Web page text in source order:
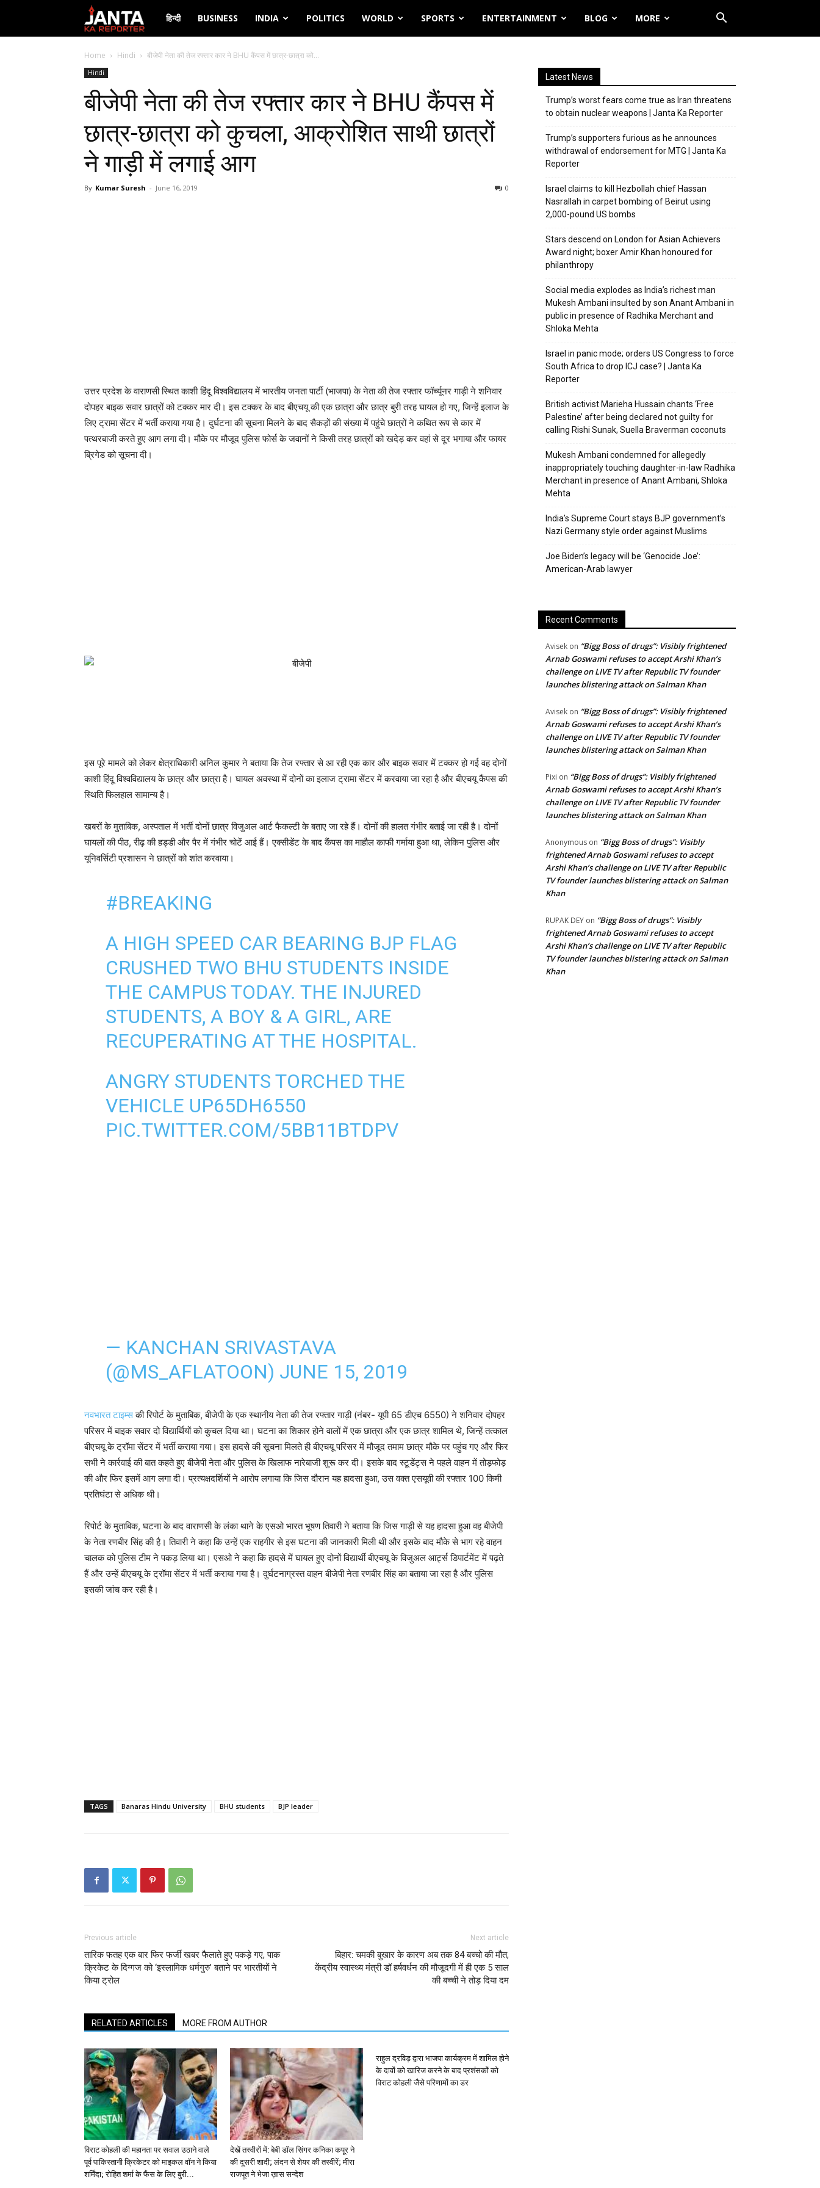
Janta
Ka
हिन्दी BUSINESS INDIA POLITICS WORLD SPORTS ENTERTAINMENT BLOG MORE
Home Hindi बीजेपी नेता की तेज रफ्तार कार ने BHU कैंपस में छात्र-छात्रा को...
Hindi
बीजेपी नेता की तेज रफ्तार कार ने BHU कैंपस में
छात्र-छात्रा को कुचला, आक्रोशित साथी छात्रों
ने गाड़ी में लगाई आग
By Kumar Suresh - June 16, 2019 0
उत्तर प्रदेश के वाराणसी स्थित काशी हिंदू विश्वविद्यालय में भारतीय जनता पार्टी (भाजपा) के नेता की तेज रफ्तार फॉर्च्यूनर गाड़ी ने शनिवार
दोपहर बाइक सवार छात्रों को टक्कर मार दी। इस टक्कर के बाद बीएचयू की एक छात्रा और छात्र बुरी तरह घायल हो गए, जिन्हें इलाज के
लिए ट्रामा सेंटर में भर्ती कराया गया है। दुर्घटना की सूचना मिलने के बाद सैकड़ों की संख्या में पहुंचे छात्रों ने कथित रूप से कार में
पत्थरबाजी करते हुए आग लगा दी। मौके पर मौजूद पुलिस फोर्स के जवानों ने किसी तरह छात्रों को खदेड़ कर वहां से दूर भगाया और फायर
ब्रिगेड को सूचना दी।
इस पूरे मामले को लेकर क्षेत्राधिकारी अनिल कुमार ने बताया कि तेज रफ्तार से आ रही एक कार और बाइक सवार में टक्कर हो गई वह दोनों
काशी हिंदू विश्वविद्यालय के छात्र और छात्रा है। घायल अवस्था में दोनों का इलाज ट्रामा सेंटर में करवाया जा रहा है और बीएचयू कैंपस की
स्थिति फिलहाल सामान्य है।
खबरों के मुताबिक, अस्पताल में भर्ती दोनों छात्र विजुअल आर्ट फैकल्टी के बताए जा रहे हैं। दोनों की हालत गंभीर बताई जा रही है। दोनों
घायलों की पीठ, रीढ़ की हड्डी और पैर में गंभीर चोटें आई हैं। एक्सीडेंट के बाद कैंपस का माहौल काफी गर्माया हुआ था, लेकिन पुलिस और
यूनिवर्सिटी प्रशासन ने छात्रों को शांत करवाया।
#BREAKING
A HIGH SPEED CAR BEARING BJP FLAG
CRUSHED TWO BHU STUDENTS INSIDE
THE CAMPUS TODAY. THE INJURED
STUDENTS, A BOY & A GIRL, ARE
RECUPERATING AT THE HOSPITAL.
ANGRY STUDENTS TORCHED THE
VEHICLE UP65DH6550
PIC.TWITTER.COM/5BB11BTDPV
— KANCHAN SRIVASTAVA
(@MS_AFLATOON) JUNE 15, 2019
नवभारत टाइम्सकी रिपोर्ट के मुताबिक, बीजेपी के एक स्थानीय नेता की तेज रफ्तार गाड़ी (नंबर- यूपी 65 डीएच 6550) ने शनिवार दोपहर
परिसर में बाइक सवार दो विद्यार्थियों को कुचल दिया था। घटना का शिकार होने वालों में एक छात्रा और एक छात्र शामिल थे, जिन्हें तत्काल
बीएचयू के ट्रॉमा सेंटर में भर्ती कराया गया। इस हादसे की सूचना मिलते ही बीएचयू परिसर में मौजूद तमाम छात्र मौके पर पहुंच गए और फिर
सभी ने कार्रवाई की बात कहते हुए बीजेपी नेता और पुलिस के खिलाफ नारेबाजी शुरू कर दी। इसके बाद स्टू़डेंट्स ने पहले वाहन में तोड़फोड़
की और फिर इसमें आग लगा दी। प्रत्यक्षदर्शियों ने आरोप लगाया कि जिस दौरान यह हादसा हुआ, उस वक्त एसयूवी की रफ्तार 100 किमी
प्रतिघंटा से अधिक थी।
रिपोर्ट के मुताबिक, घटना के बाद वाराणसी के लंका थाने के एसओ भारत भूषण तिवारी ने बताया कि जिस गाड़ी से यह हादसा हुआ वह बीजेपी
के नेता रणबीर सिंह की है। तिवारी ने कहा कि उन्हें एक राहगीर से इस घटना की जानकारी मिली थी और इसके बाद मौके से भाग रहे वाहन
चालक को पुलिस टीम ने पकड़ लिया था। एसओ ने कहा कि हादसे में घायल हुए दोनों विद्यार्थी बीएचयू के विजुअल आर्ट्स डिपार्टमेंट में पढ़ते
हैं और उन्हें बीएचयू के ट्रॉमा सेंटर में भर्ती कराया गया है। दुर्घटनाग्रस्त वाहन बीजेपी नेता रणबीर सिंह का बताया जा रहा है और पुलिस
इसकी जांच कर रही है।
TAGS Banaras Hindu University BHU students BJP leader
Previous article
तारिक फतह एक बार फिर फर्जी खबर फैलाते हुए पकड़े गए, पाक
क्रिकेट के दिग्गज को ‘इस्लामिक धर्मगुरु’ बताने पर भारतीयों ने
किया ट्रोल
Next article
बिहार: चमकी बुखार के कारण अब तक 84 बच्चो की मौत,
केंद्रीय स्वास्थ्य मंत्री डॉ हर्षवर्धन की मौजूदगी में ही एक 5 साल
की बच्ची ने तोड़ दिया दम
RELATED ARTICLES MORE FROM AUTHOR
विराट कोहली की महानता पर सवाल उठाने वाले
पूर्व पाकिस्तानी क्रिकेटर को माइकल वॉन ने किया
शर्मिंदा; रोहित शर्मा के फैंस के लिए बुरी...
देखें तस्वीरों में: बेबी डॉल सिंगर कनिका कपूर ने
की दूसरी शादी; लंदन से शेयर की तस्वीरें; मीरा
राजपूत ने भेजा ख़ास सन्देश
राहुल द्रविड़ द्वारा भाजपा कार्यक्रम में शामिल होने
के दावों को खारिज करने के बाद प्रशंसकों को
विराट कोहली जैसे परिणामों का डर
Latest News
Trump’s worst fears come true as Iran threatens
to obtain nuclear weapons | Janta Ka Reporter
Trump’s supporters furious as he announces
withdrawal of endorsement for MTG | Janta Ka
Reporter
Israel claims to kill Hezbollah chief Hassan
Nasrallah in carpet bombing of Beirut using
2,000-pound US bombs
Stars descend on London for Asian Achievers
Award night; boxer Amir Khan honoured for
philanthropy
Social media explodes as India’s richest man
Mukesh Ambani insulted by son Anant Ambani in
public in presence of Radhika Merchant and
Shloka Mehta
Israel in panic mode; orders US Congress to force
South Africa to drop ICJ case? | Janta Ka
Reporter
British activist Marieha Hussain chants ‘Free
Palestine’ after being declared not guilty for
calling Rishi Sunak, Suella Braverman coconuts
Mukesh Ambani condemned for allegedly
inappropriately touching daughter-in-law Radhika
Merchant in presence of Anant Ambani, Shloka
Mehta
India’s Supreme Court stays BJP government’s
Nazi Germany style order against Muslims
Joe Biden’s legacy will be ‘Genocide Joe’:
American-Arab lawyer
Recent Comments
Avisek on “Bigg Boss of drugs”: Visibly frightened
Arnab Goswami refuses to accept Arshi Khan’s
challenge on LIVE TV after Republic TV founder
launches blistering attack on Salman Khan
Avisek on “Bigg Boss of drugs”: Visibly frightened
Arnab Goswami refuses to accept Arshi Khan’s
challenge on LIVE TV after Republic TV founder
launches blistering attack on Salman Khan
Pixi on “Bigg Boss of drugs”: Visibly frightened
Arnab Goswami refuses to accept Arshi Khan’s
challenge on LIVE TV after Republic TV founder
launches blistering attack on Salman Khan
Anonymous on “Bigg Boss of drugs”: Visibly
frightened Arnab Goswami refuses to accept
Arshi Khan’s challenge on LIVE TV after Republic
TV founder launches blistering attack on Salman
Khan
RUPAK DEY on “Bigg Boss of drugs”: Visibly
frightened Arnab Goswami refuses to accept
Arshi Khan’s challenge on LIVE TV after Republic
TV founder launches blistering attack on Salman
Khan